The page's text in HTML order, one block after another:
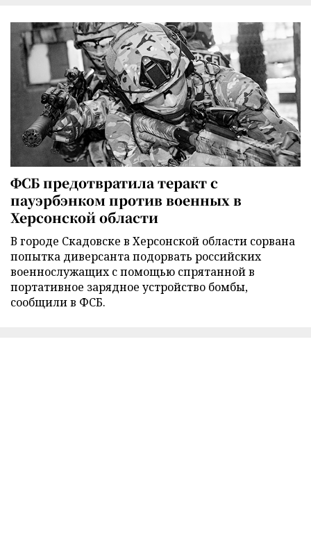
ФСБ предотвратила теракт с
пауэрбэнком против военных в
Херсонской области
В городе Скадовске в Херсонской области сорвана
попытка диверсанта подорвать российских
военнослужащих с помощью спрятанной в
портативное зарядное устройство бомбы,
сообщили в ФСБ.